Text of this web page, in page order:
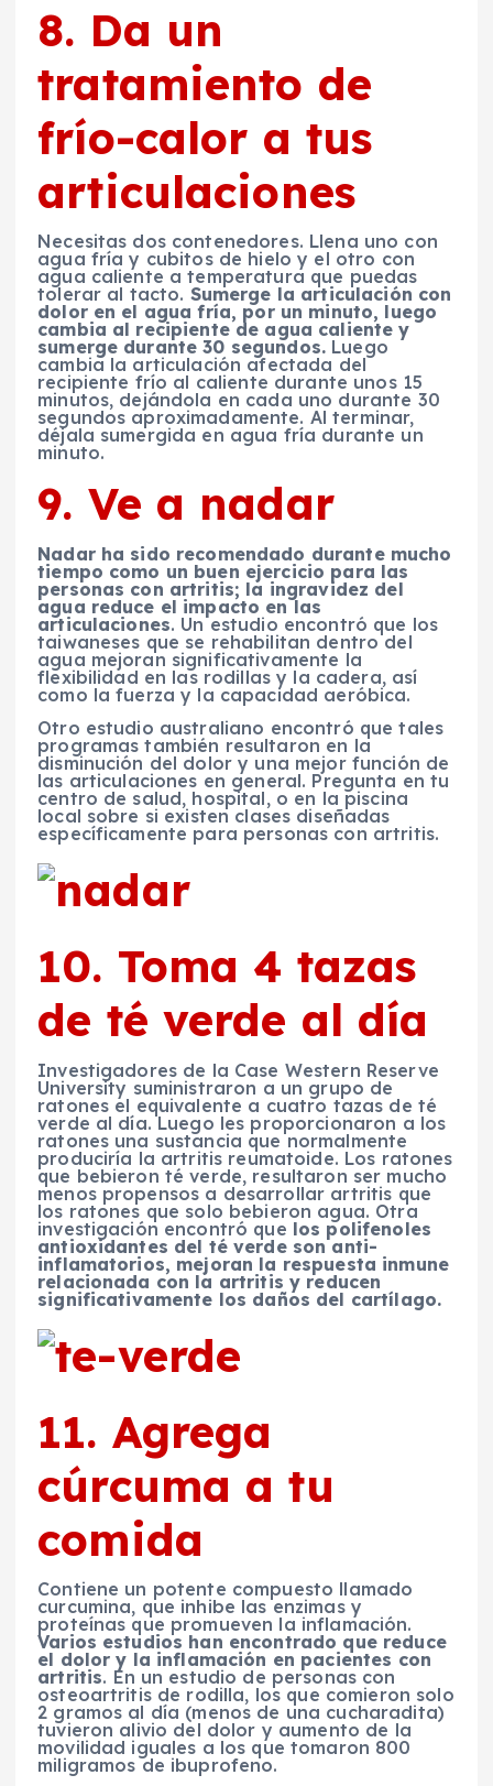
8. Da un
tratamiento de
frío-calor a tus
articulaciones
Necesitas dos contenedores. Llena uno con
agua fría y cubitos de hielo y el otro con
agua caliente a temperatura que puedas
tolerar al tacto. Sumerge la articulación con
dolor en el agua fría, por un minuto, luego
cambia al recipiente de agua caliente y
sumerge durante 30 segundos. Luego
cambia la articulación afectada del
recipiente frío al caliente durante unos 15
minutos, dejándola en cada uno durante 30
segundos aproximadamente. Al terminar,
déjala sumergida en agua fría durante un
minuto.
9. Ve a nadar
Nadar ha sido recomendado durante mucho
tiempo como un buen ejercicio para las
personas con artritis; la ingravidez del
agua reduce el impacto en las
articulaciones. Un estudio encontró que los
taiwaneses que se rehabilitan dentro del
agua mejoran significativamente la
flexibilidad en las rodillas y la cadera, así
como la fuerza y la capacidad aeróbica.
Otro estudio australiano encontró que tales
programas también resultaron en la
disminución del dolor y una mejor función de
las articulaciones en general. Pregunta en tu
centro de salud, hospital, o en la piscina
local sobre si existen clases diseñadas
específicamente para personas con artritis.
10. Toma 4 tazas
de té verde al día
Investigadores de la Case Western Reserve
University suministraron a un grupo de
ratones el equivalente a cuatro tazas de té
verde al día. Luego les proporcionaron a los
ratones una sustancia que normalmente
produciría la artritis reumatoide. Los ratones
que bebieron té verde, resultaron ser mucho
menos propensos a desarrollar artritis que
los ratones que solo bebieron agua. Otra
investigación encontró que los polifenoles
antioxidantes del té verde son anti-
inflamatorios, mejoran la respuesta inmune
relacionada con la artritis y reducen
significativamente los daños del cartílago.
11. Agrega
cúrcuma a tu
comida
Contiene un potente compuesto llamado
curcumina, que inhibe las enzimas y
proteínas que promueven la inflamación.
Varios estudios han encontrado que reduce
el dolor y la inflamación en pacientes con
artritis. En un estudio de personas con
osteoartritis de rodilla, los que comieron solo
2 gramos al día (menos de una cucharadita)
tuvieron alivio del dolor y aumento de la
movilidad iguales a los que tomaron 800
miligramos de ibuprofeno.